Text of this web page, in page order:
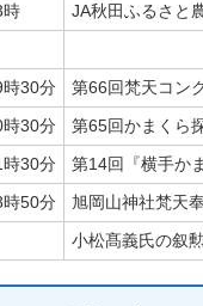
時 JA秋田ふるさと
30分 第66回梵天コン
30分 第65回かまくら
30分 第14回『横手か
50分 旭岡山神社梵天
小松髙義氏の叙